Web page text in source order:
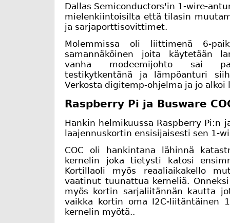
Dallas Semiconductors'in 1-wire-
mielenkiintoisilta että tilasin
ja sarjaporttisovittimet.
Molemmissa oli liittimenä 6-
samannäköinen joita käytetään
vanha modeemijohto sai
testikytkentänä ja lämpöanturi
Verkosta digitemp-ohjelma ja jo alkoi
Raspberry Pi ja Busware
Hankin helmikuussa Raspberry Pi:n
laajennuskortin ensisijaisesti sen 1-
COC oli hankintana lähinnä
kernelin joka tietysti katosi
Kortillaoli myös reaaliaikakello
vaatinut tuunattua kerneliä.
myös kortin sarjaliitännän kautta
vaikka kortin oma I2C-liitäntäinen
kernelin myötä..